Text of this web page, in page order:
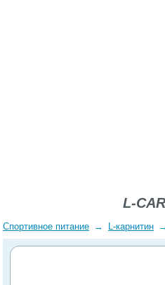
L-
Спортивное питание → L-карнитин